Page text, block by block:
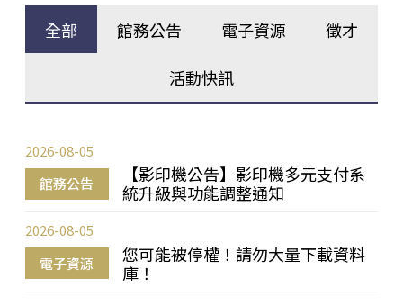
全部 館務公告 電子資源 徵才
活動快訊
館務公告
【影印機公告】影印機多元支付系
統升級與功能調整通知
2026-08-05
電子資源
您可能被停權！請勿大量下載資料
庫！
2026-08-05